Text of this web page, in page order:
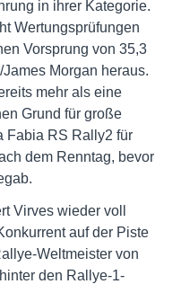
in ihrer Kategorie.
Wertungsprüfungen
Vorsprung von 35,3
Morgan heraus.
mehr als eine
Grund für große
Fabia RS Rally2 für
dem Renntag, bevor
Virves wieder voll
auf der Piste
Weltmeister von
den Rallye-1-